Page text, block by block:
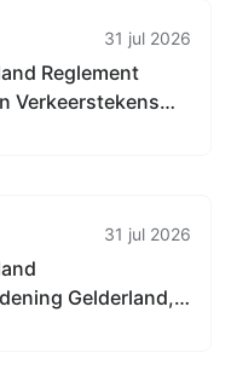
31 jul 2026
Reglement
Verkeerstekens
31 jul 2026
Gelderland,